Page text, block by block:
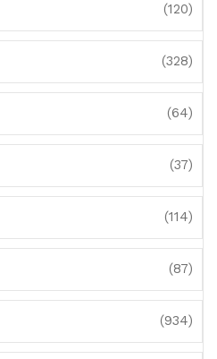
(120)
(328)
(64)
(37)
(114)
(87)
(934)